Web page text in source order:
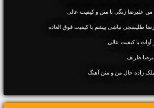
علیرضا زنگی با متن و کیفیت عالی
طلیسچی نباشی پیشم با کیفیت فوق العاده
آوات با کیفیت عالی
ظریف
زاده حال من و متن آهنگ